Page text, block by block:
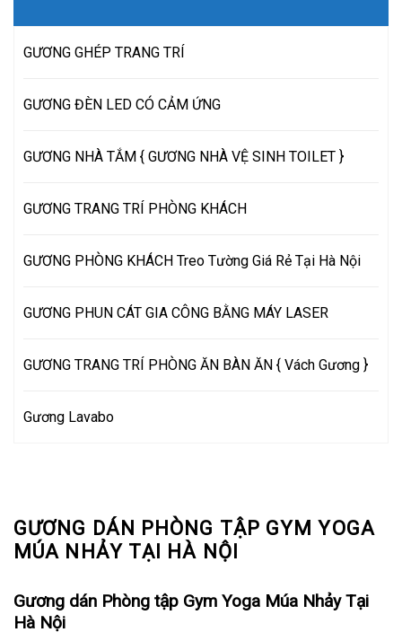
GƯƠNG DÁN PHÒNG TẬP GYM YOGA
MÚA NHẢY TẠI HÀ NỘI
Gương dán Phòng tập Gym Yoga Múa Nhảy Tại
Hà Nội
GƯƠNG GHÉP TRANG TRÍ
GƯƠNG ĐÈN LED CÓ CẢM ỨNG
GƯƠNG NHÀ TẮM { GƯƠNG NHÀ VỆ SINH TOILET }
GƯƠNG TRANG TRÍ PHÒNG KHÁCH
GƯƠNG PHÒNG KHÁCH Treo Tường Giá Rẻ Tại Hà Nội
GƯƠNG PHUN CÁT GIA CÔNG BẰNG MÁY LASER
GƯƠNG TRANG TRÍ PHÒNG ĂN BÀN ĂN { Vách Gương }
Gương Lavabo